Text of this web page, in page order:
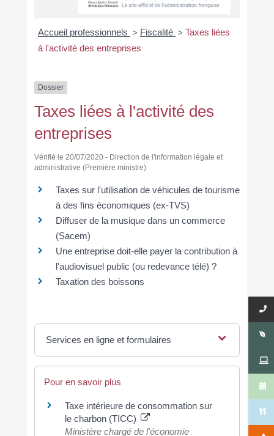
Accueil professionnels > Fiscalité > Taxes liées
à l'activité des entreprises
Dossier
Taxes liées à l'activité des
entreprises
Vérifié le 20/07/2020 - Direction de l'information légale et
administrative (Première ministre)
Taxes sur l'utilisation de véhicules de tourisme
à des fins économiques (ex-TVS)
Diffuser de la musique dans un commerce
(Sacem)
Une entreprise doit-elle payer la contribution à
l'audiovisuel public (ou redevance télé) ?
Taxation des boissons
Services en ligne et formulaires
Pour en savoir plus
Taxe intérieure de consommation sur
le charbon (TICC)
Ministère chargé de l'économie